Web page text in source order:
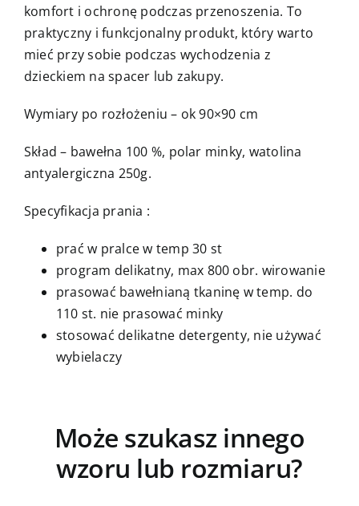
komfort i ochronę podczas przenoszenia. To
praktyczny i funkcjonalny produkt, który warto
mieć przy sobie podczas wychodzenia z
dzieckiem na spacer lub zakupy.
Wymiary po rozłożeniu – ok 90×90 cm
Skład – bawełna 100 %, polar minky, watolina
antyalergiczna 250g.
Specyfikacja prania :
prać w pralce w temp 30 st
program delikatny, max 800 obr. wirowanie
prasować bawełnianą tkaninę w temp. do
110 st. nie prasować minky
stosować delikatne detergenty, nie używać
wybielaczy
Może szukasz innego
wzoru lub rozmiaru?